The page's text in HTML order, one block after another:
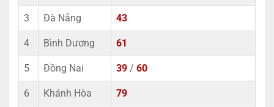
3 Đà Nẵng 43
4 Bình Dương 61
5 Đồng Nai 39 / 60
6 Khánh Hòa 79